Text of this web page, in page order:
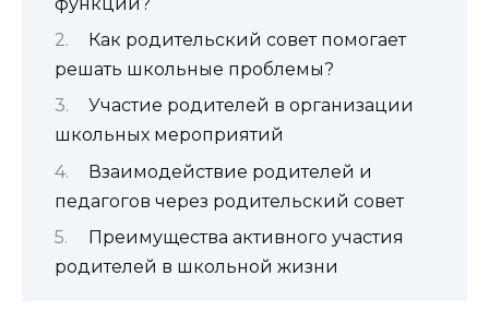
Как родительский совет помогает
решать школьные проблемы?
Участие родителей в организации
школьных мероприятий
Взаимодействие родителей и
педагогов через родительский совет
Преимущества активного участия
родителей в школьной жизни